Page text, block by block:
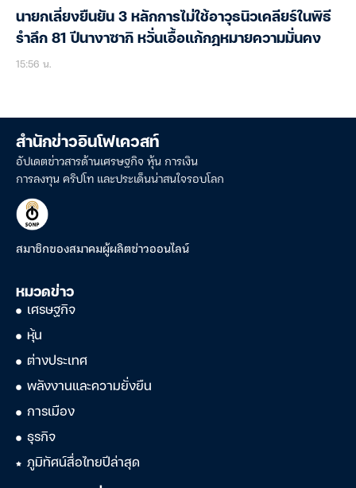
นายกเลี่ยงยืนยัน 3 หลักการไม่ใช้อาวุธนิวเคลียร์ในพิธี
รำลึก 81 ปีนางาซากิ หวั่นเอื้อแก้กฎหมายความมั่นคง
15:56 น.
สำนักข่าวอินโฟเควสท์
อัปเดตข่าวสารด้านเศรษฐกิจ หุ้น การเงิน
การลงทุน คริปโท และประเด็นน่าสนใจรอบโลก
สมาชิกของสมาคมผู้ผลิตข่าวออนไลน์
หมวดข่าว
เศรษฐกิจ
หุ้น
ต่างประเทศ
พลังงานและความยั่งยืน
การเมือง
ธุรกิจ
ภูมิทัศน์สื่อไทยปีล่าสุด